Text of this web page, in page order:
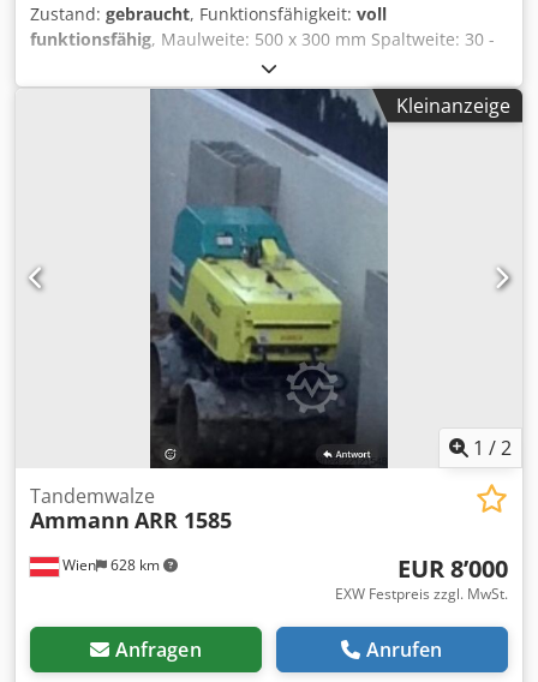
Zustand: gebraucht, Funktionsfähigkeit: voll
funktionsfähig, Maulweite: 500 x 300 mm Spaltweite: 30 -
80 mm Gewicht: 6.100 kg Kraftbedarf: 22 kW Csdpfx Acoy
Tyaqodoha Die Maschine wurde komplett
werkstattüberholt mit neuen Brechbacken und neuen
Seitenkeilen ausgestattet
Kleinanzeige
1 /2
Wien 628 km
Tandemwalze
Ammann ARR 1585
EUR 8’000
EXW Festpreis zzgl. MwSt.
Anfragen Anrufen